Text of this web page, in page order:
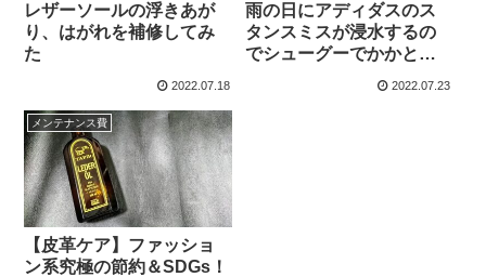
レザーソールの浮きあが
り、はがれを補修してみ
た
2022.07.18
雨の日にアディダスのス
タンスミスが浸水するの
でシューグーでかかと補
2022.07.23
メンテナンス費
【皮革ケア】ファッショ
ン系究極の節約＆SDGs！